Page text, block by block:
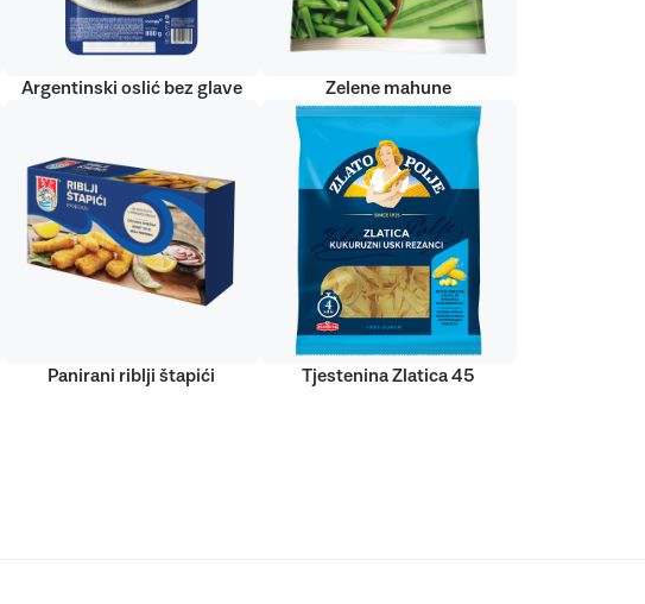
Argentinski oslić bez glave Zelene mahune
Panirani riblji štapići Tjestenina Zlatica 45